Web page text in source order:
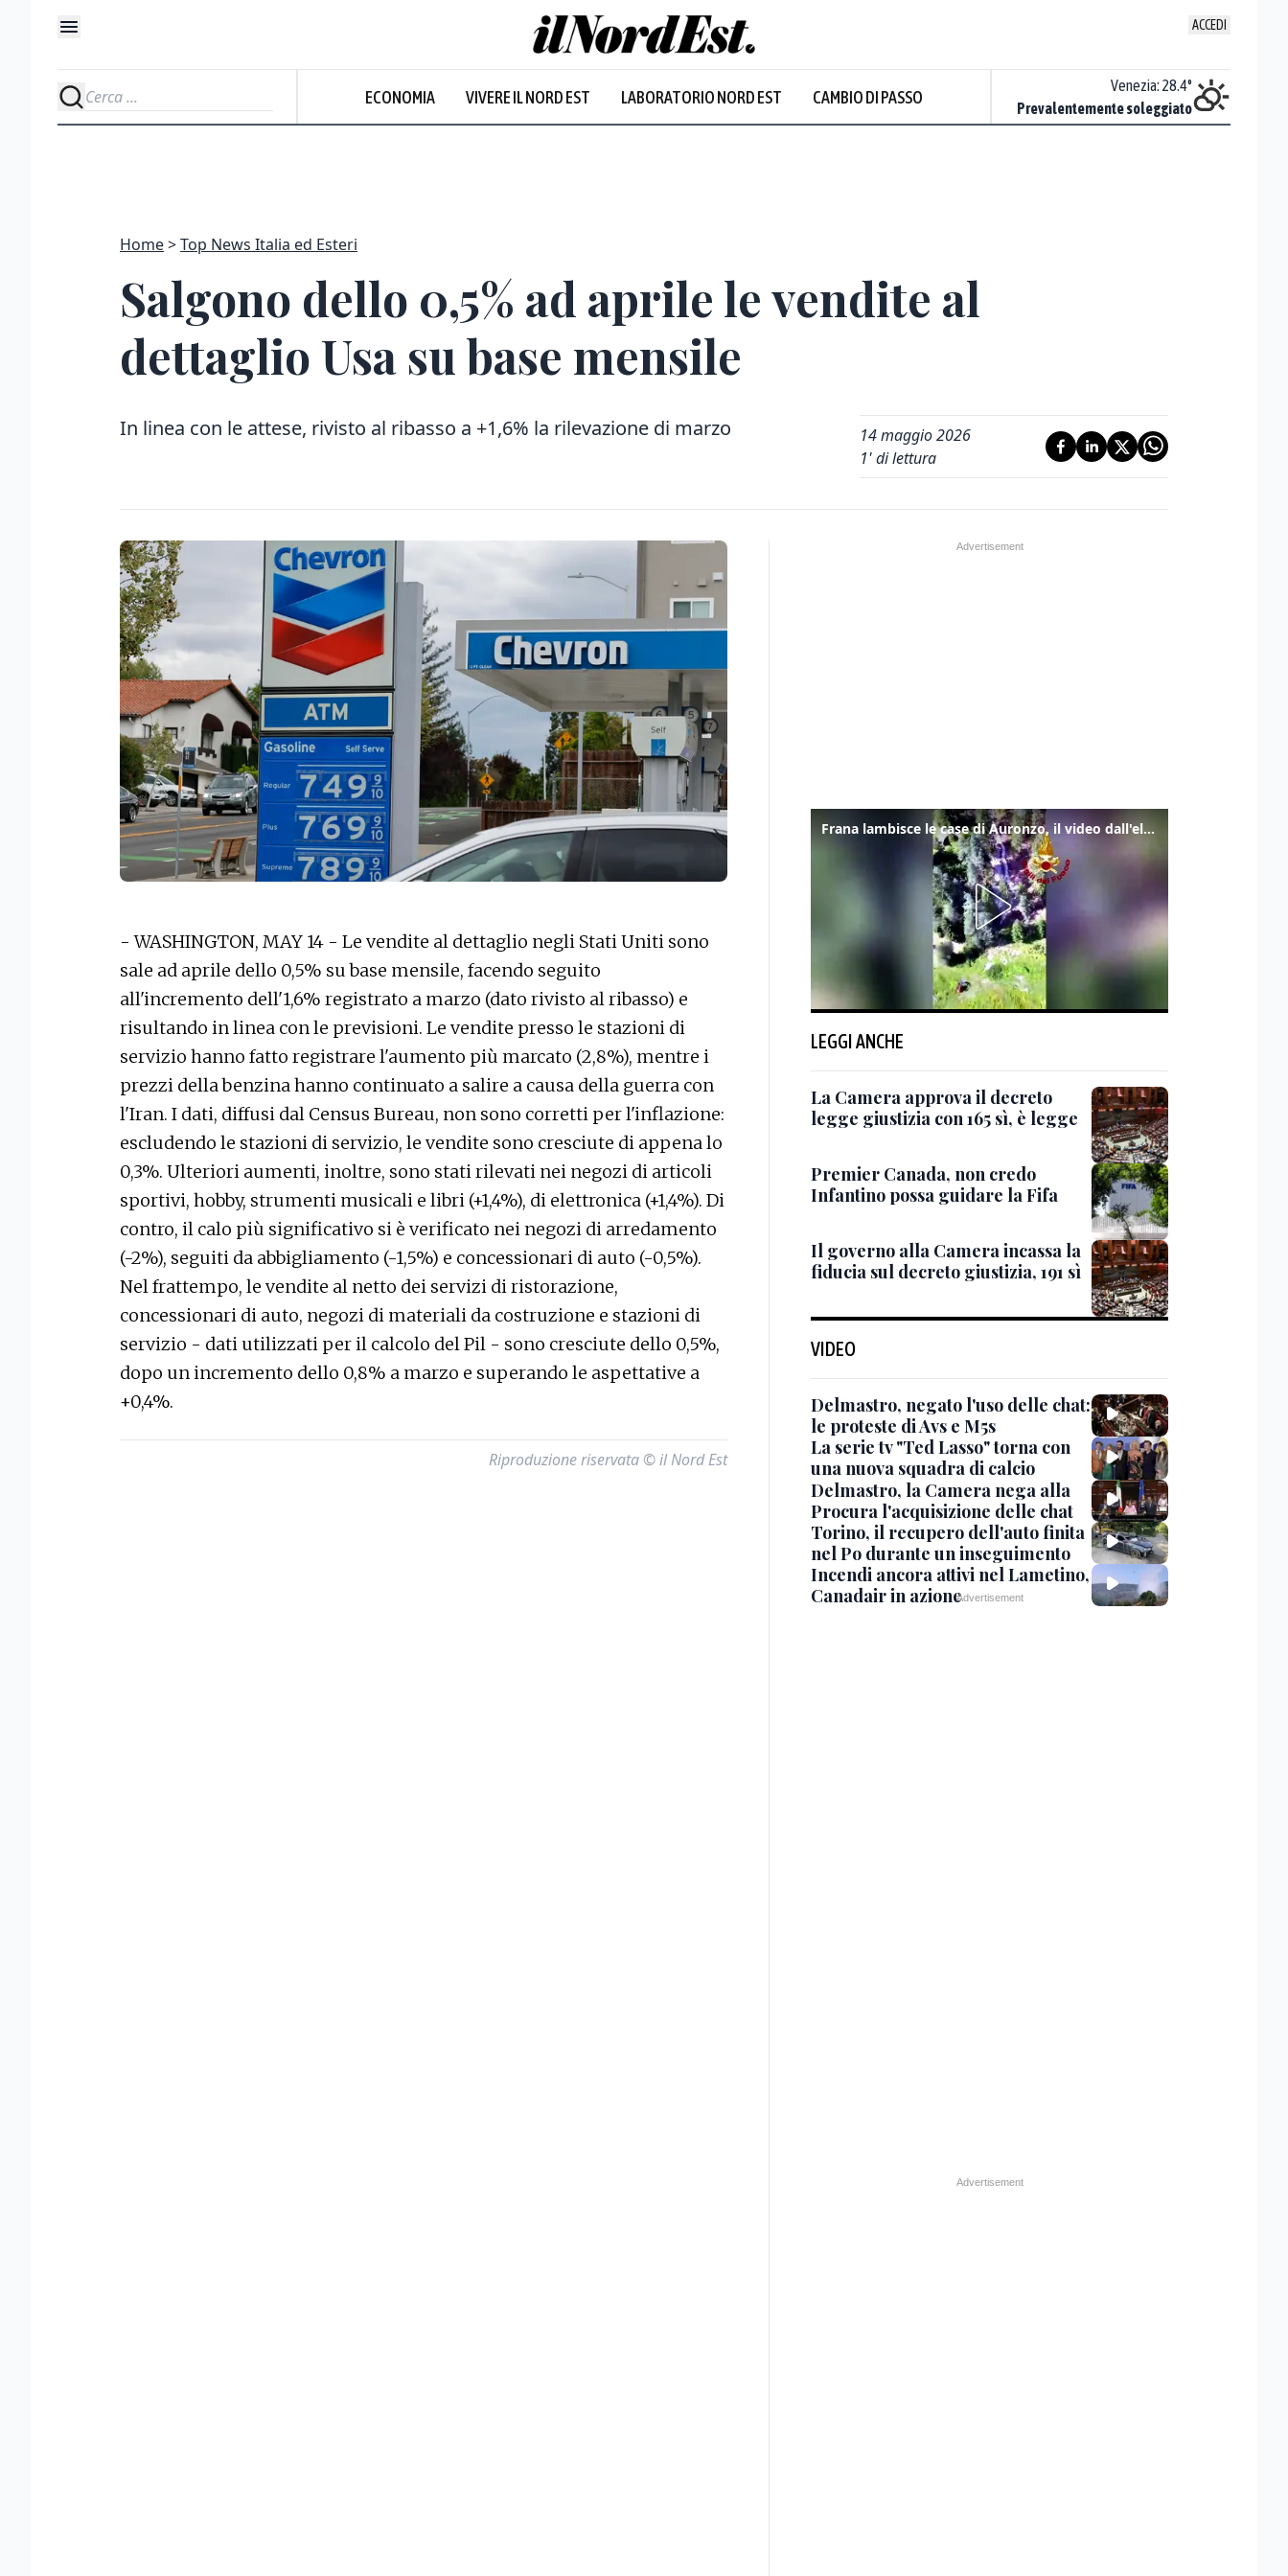
ACCEDI
ECONOMIA VIVERE IL NORD EST LABORATORIO NORD EST CAMBIO DI PASSO
Prevalentemente soleggiato
Venezia: 28.4°
Prevalentemente soleggiato
Home Top News Italia ed Esteri
Salgono dello 0,5% ad aprile le vendite al
dettaglio Usa su base mensile
In linea con le attese, rivisto al ribasso a +1,6% la rilevazione di marzo
14 maggio 2026
1' di lettura
- WASHINGTON, MAY 14 - Le vendite al dettaglio negli Stati Uniti sono
sale ad aprile dello 0,5% su base mensile, facendo seguito
all'incremento dell'1,6% registrato a marzo (dato rivisto al ribasso) e
risultando in linea con le previsioni. Le vendite presso le stazioni di
servizio hanno fatto registrare l'aumento più marcato (2,8%), mentre i
prezzi della benzina hanno continuato a salire a causa della guerra con
l'Iran. I dati, diffusi dal Census Bureau, non sono corretti per l'inflazione:
escludendo le stazioni di servizio, le vendite sono cresciute di appena lo
0,3%. Ulteriori aumenti, inoltre, sono stati rilevati nei negozi di articoli
sportivi, hobby, strumenti musicali e libri (+1,4%), di elettronica (+1,4%). Di
contro, il calo più significativo si è verificato nei negozi di arredamento
(-2%), seguiti da abbigliamento (-1,5%) e concessionari di auto (-0,5%).
Nel frattempo, le vendite al netto dei servizi di ristorazione,
concessionari di auto, negozi di materiali da costruzione e stazioni di
servizio - dati utilizzati per il calcolo del Pil - sono cresciute dello 0,5%,
dopo un incremento dello 0,8% a marzo e superando le aspettative a
+0,4%.
Riproduzione riservata © il Nord Est
Frana lambisce le case di Auronzo, il video dall'elicottero dei vigili del fuoco
LEGGI ANCHE
La Camera approva il decreto
legge giustizia con 165 sì, è legge
Premier Canada, non credo
Infantino possa guidare la Fifa
Il governo alla Camera incassa la
fiducia sul decreto giustizia, 191 sì
VIDEO
Delmastro, negato l'uso delle chat:
le proteste di Avs e M5s
La serie tv "Ted Lasso" torna con
una nuova squadra di calcio
Delmastro, la Camera nega alla
Procura l'acquisizione delle chat
Torino, il recupero dell'auto finita
nel Po durante un inseguimento
Incendi ancora attivi nel Lametino,
Canadair in azione